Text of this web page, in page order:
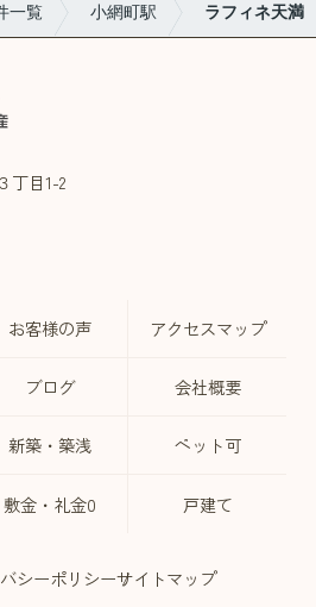
一覧 小網町駅 ラフィネ天満
丁目1-2
お客様の声 アクセスマップ
ブログ 会社概要
新築・築浅 ペット可
敷金・礼金0 戸建て
シーポリシーサイトマップ